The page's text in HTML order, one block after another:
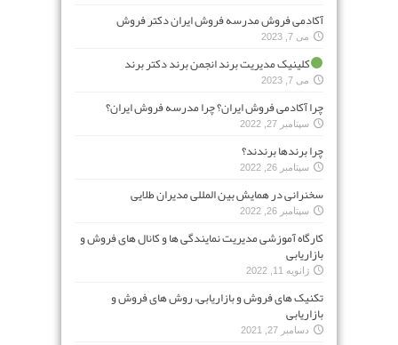
آکادمی فروش مدرسه فروش ایران دکتر فروش
می 7, 2023
کلینیک مدیریت برند انجمن برند دکتر برند
می 7, 2023
چرا آکادمی فروش ایران؟ چرا مدرسه فروش ایران؟
سپتامبر 27, 2022
چرا برندها برندند؟
سپتامبر 26, 2022
سخنرانی در همایش بین المللی مدیران طلایی
سپتامبر 26, 2022
کارگاه آموزشی مدیریت نمایندگی ها و کانال های فروش و
بازاریابی
ژانویه 11, 2022
تکنیک های فروش و بازاریابی، روش های فروش و
بازاریابی
دسامبر 27, 2021